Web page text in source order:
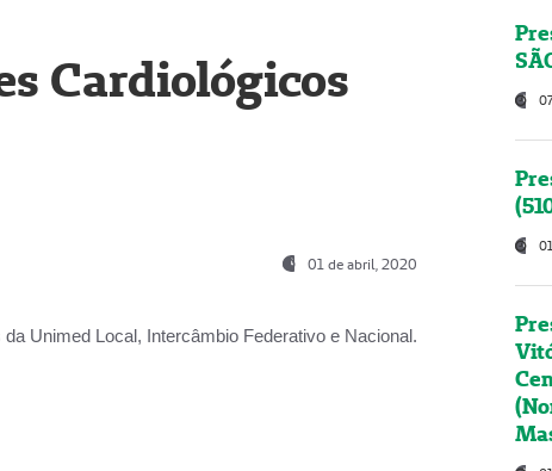
Cardiológicos
01 de abril, 2020
da Unimed Local, Intercâmbio Federativo e Nacional.